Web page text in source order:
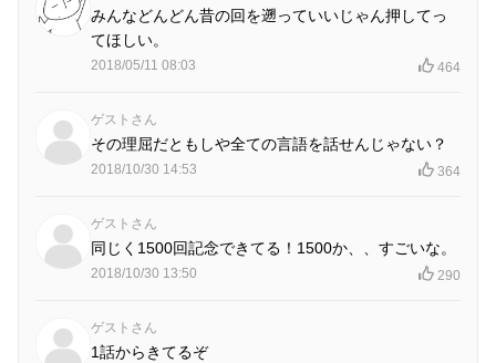
みんなどんどん昔の回を遡っていいじゃん押してっ
てほしい。
2018/05/11 08:03 464
ゲストさん
その理屈だともしや全ての言語を話せんじゃない？
2018/10/30 14:53 364
ゲストさん
同じく1500回記念できてる！1500か、、すごいな。
2018/10/30 13:50 290
ゲストさん
1話からきてるぞ